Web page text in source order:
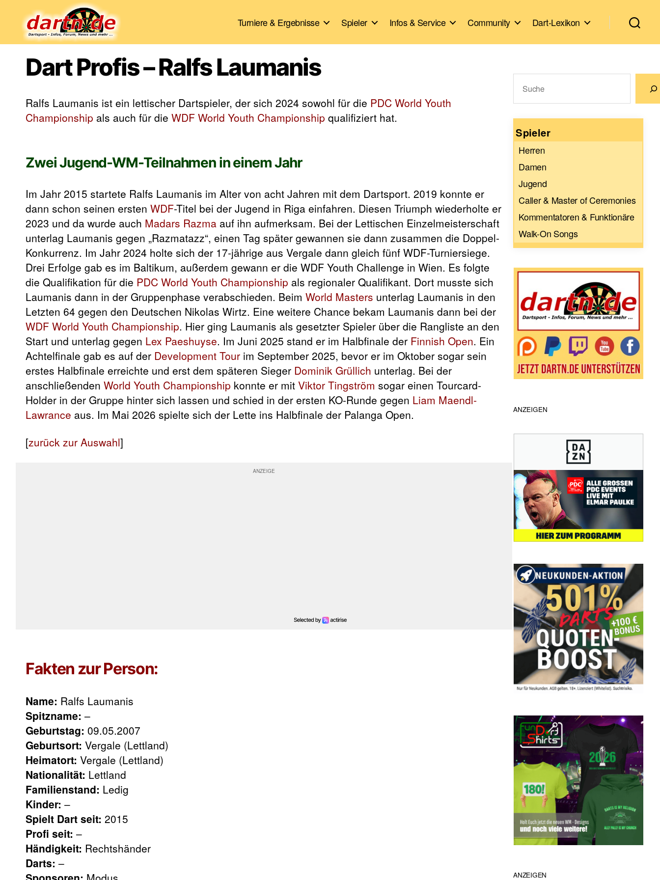
Turniere & Ergebnisse Spieler Infos & Service Community Dart-Lexikon
Dart Profis – Ralfs Laumanis
Ralfs Laumanis ist ein lettischer Dartspieler, der sich 2024 sowohl für die PDC World Youth
Championship als auch für die WDF World Youth Championship qualifiziert hat.
Zwei Jugend-WM-Teilnahmen in einem Jahr
Im Jahr 2015 startete Ralfs Laumanis im Alter von acht Jahren mit dem Dartsport. 2019 konnte er
dann schon seinen ersten WDF-Titel bei der Jugend in Riga einfahren. Diesen Triumph wiederholte er
2023 und da wurde auch Madars Razma auf ihn aufmerksam. Bei der Lettischen Einzelmeisterschaft
unterlag Laumanis gegen „Razmatazz“, einen Tag später gewannen sie dann zusammen die Doppel-
Konkurrenz. Im Jahr 2024 holte sich der 17-jährige aus Vergale dann gleich fünf WDF-Turniersiege.
Drei Erfolge gab es im Baltikum, außerdem gewann er die WDF Youth Challenge in Wien. Es folgte
die Qualifikation für die PDC World Youth Championship als regionaler Qualifikant. Dort musste sich
Laumanis dann in der Gruppenphase verabschieden. Beim World Masters unterlag Laumanis in den
Letzten 64 gegen den Deutschen Nikolas Wirtz. Eine weitere Chance bekam Laumanis dann bei der
WDF World Youth Championship. Hier ging Laumanis als gesetzter Spieler über die Rangliste an den
Start und unterlag gegen Lex Paeshuyse. Im Juni 2025 stand er im Halbfinale der Finnish Open. Ein
Achtelfinale gab es auf der Development Tour im September 2025, bevor er im Oktober sogar sein
erstes Halbfinale erreichte und erst dem späteren Sieger Dominik Grüllich unterlag. Bei der
anschließenden World Youth Championship konnte er mit Viktor Tingström sogar einen Tourcard-
Holder in der Gruppe hinter sich lassen und schied in der ersten KO-Runde gegen Liam Maendl-
Lawrance aus. Im Mai 2026 spielte sich der Lette ins Halbfinale der Palanga Open.
[zurück zur Auswahl]
Fakten zur Person:
Name: Ralfs Laumanis
Spitzname: –
Geburtstag: 09.05.2007
Geburtsort: Vergale (Lettland)
Heimatort: Vergale (Lettland)
Nationalität: Lettland
Familienstand: Ledig
Kinder: –
Spielt Dart seit: 2015
Profi seit: –
Händigkeit: Rechtshänder
Darts: –
Spieler
Herren
Damen
Jugend
Caller & Master of Ceremonies
Kommentatoren & Funktionäre
Walk-On Songs
ANZEIGEN
ANZEIGEN